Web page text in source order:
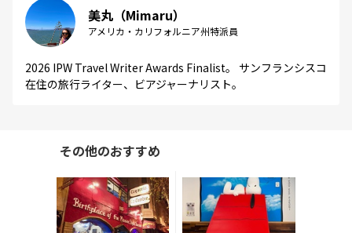
美丸（Mimaru）
アメリカ・カリフォルニア州特派員
2026 IPW Travel Writer Awards Finalist。 サンフランシスコ
在住の旅行ライター、ビアジャーナリスト。
その他のおすすめ